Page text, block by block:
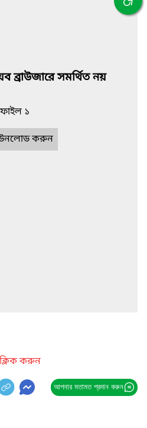
ব্রাউজারে সমর্থিত নয়
ফাইল ১
করুন
করুন
আপনার মতামত প্রদান করুন